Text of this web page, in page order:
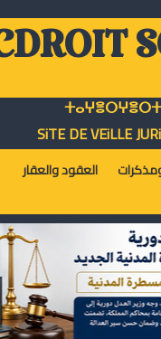
ⵜⴰⵖⴻⵔⵖⴻⵔⵜ
العقود والعقار